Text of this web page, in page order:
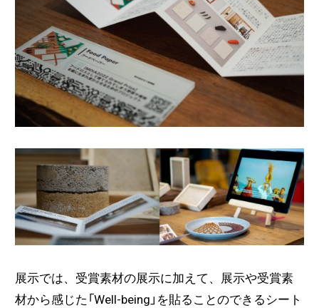
展示では、受賞素材の展示に加えて、展示や受賞素
材から感じた「Well-being」を貼ることのできるシート